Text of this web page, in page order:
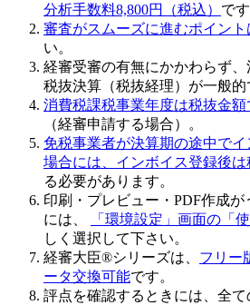
分析手数料8,800円（税込） です
審査がスムーズに進むポイント
い。
経審受審の有無にかかわらず、
税抜決算（税抜経理） が一般的
消費税課税事業年度は税抜金
（経審申請する場合）。
免税事業者が決算期の途中で
場合には、インボイス登録後
る必要があります。
印刷・プレビュー・PDF作成
には、
「環境設定」画面の「
しく選択して下さい。
経審大臣®シリーズは、 フリー
ータ交換可能です。
評点を確認するときには、全